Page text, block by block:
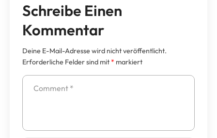
Schreibe Einen
Kommentar
Deine E-Mail-Adresse wird nicht veröffentlicht.
Erforderliche Felder sind mit * markiert